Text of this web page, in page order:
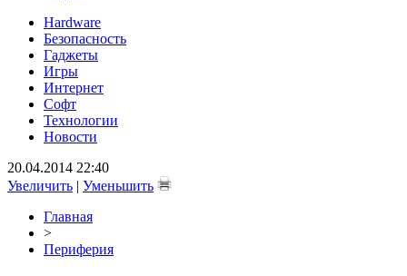
Hardware
Безопасность
Гаджеты
Игры
Интернет
Софт
Технологии
Новости
20.04.2014 22:40
Увеличить | Уменьшить
Главная
>
Периферия